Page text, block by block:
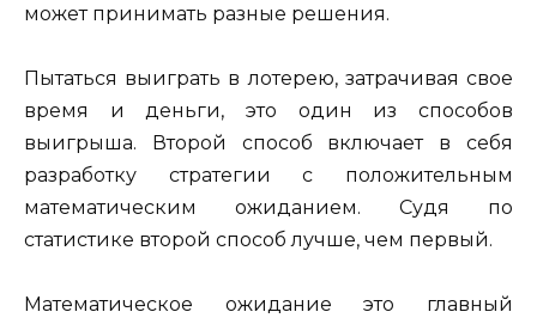
может принимать разные решения.
Пытаться выиграть в лотерею, затрачивая свое
время и деньги, это один из способов
выигрыша. Второй способ включает в себя
разработку стратегии с положительным
математическим ожиданием. Судя по
статистике второй способ лучше, чем первый.
Математическое ожидание это главный